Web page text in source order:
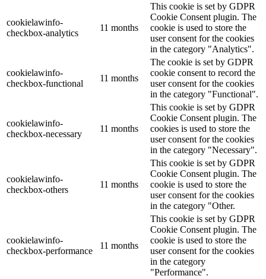
cookielawinfo-
checkbox-analytics
11 months
This cookie is set by GDPR
Cookie Consent plugin. The
cookie is used to store the
user consent for the cookies
in the category "Analytics".
cookielawinfo-
checkbox-functional
11 months
The cookie is set by GDPR
cookie consent to record the
user consent for the cookies
in the category "Functional".
cookielawinfo-
checkbox-necessary
11 months
This cookie is set by GDPR
Cookie Consent plugin. The
cookies is used to store the
user consent for the cookies
in the category "Necessary".
cookielawinfo-
checkbox-others
11 months
This cookie is set by GDPR
Cookie Consent plugin. The
cookie is used to store the
user consent for the cookies
in the category "Other.
cookielawinfo-
checkbox-performance
11 months
This cookie is set by GDPR
Cookie Consent plugin. The
cookie is used to store the
user consent for the cookies
in the category
"Performance".